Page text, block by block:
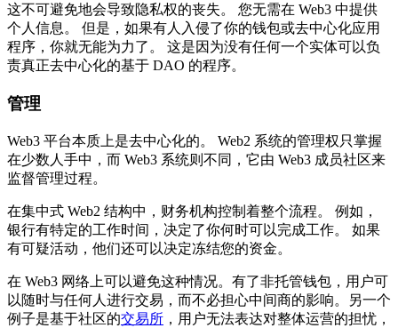
这不可避免地会导致隐私权的丧失。 您无需在 Web3 中提供
个人信息。 但是，如果有人入侵了你的钱包或去中心化应用
程序，你就无能为力了。 这是因为没有任何一个实体可以负
责真正去中心化的基于 DAO 的程序。
管理
Web3 平台本质上是去中心化的。 Web2 系统的管理权只掌握
在少数人手中，而 Web3 系统则不同，它由 Web3 成员社区来
监督管理过程。
在集中式 Web2 结构中，财务机构控制着整个流程。 例如，
银行有特定的工作时间，决定了你何时可以完成工作。 如果
有可疑活动，他们还可以决定冻结您的资金。
在 Web3 网络上可以避免这种情况。有了非托管钱包，用户可
以随时与任何人进行交易，而不必担心中间商的影响。另一个
例子是基于社区的交易所 ，用户无法表达对整体运营的担忧，